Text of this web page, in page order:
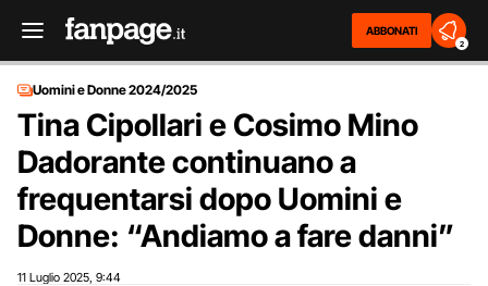
ABBONATI
2
Uomini e Donne 2024/2025
Tina Cipollari e Cosimo Mino
Dadorante continuano a
frequentarsi dopo Uomini e
Donne: “Andiamo a fare danni”
11 Luglio 2025 9:44